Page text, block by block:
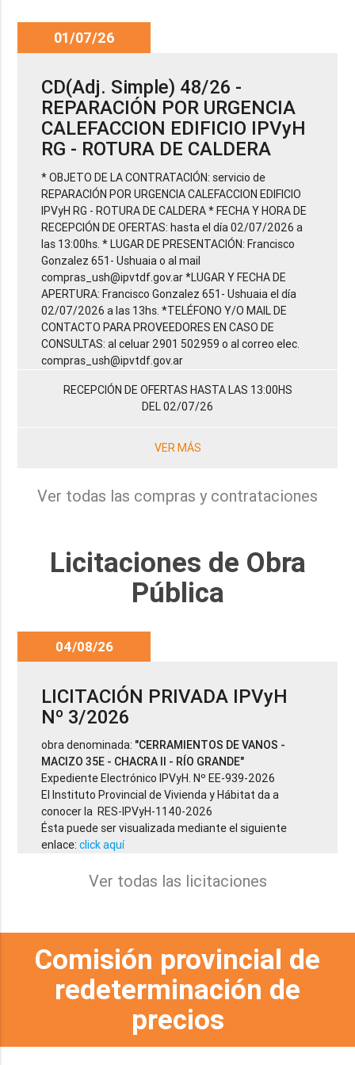
01/07/26
CD(Adj. Simple) 48/26 -
REPARACIÓN POR URGENCIA
CALEFACCION EDIFICIO IPVyH
RG - ROTURA DE CALDERA
* OBJETO DE LA CONTRATACIÓN: servicio de
REPARACIÓN POR URGENCIA CALEFACCION EDIFICIO
IPVyH RG - ROTURA DE CALDERA * FECHA Y HORA DE
RECEPCIÓN DE OFERTAS: hasta el día 02/07/2026 a
las 13:00hs. * LUGAR DE PRESENTACIÓN: Francisco
Gonzalez 651- Ushuaia o al mail
compras_ush@ipvtdf.gov.ar *LUGAR Y FECHA DE
APERTURA: Francisco Gonzalez 651- Ushuaia el día
02/07/2026 a las 13hs. *TELÉFONO Y/O MAIL DE
CONTACTO PARA PROVEEDORES EN CASO DE
CONSULTAS: al celuar 2901 502959 o al correo elec.
compras_ush@ipvtdf.gov.ar
RECEPCIÓN DE OFERTAS HASTA LAS 13:00HS
DEL 02/07/26
VER MÁS
Ver todas las compras y contrataciones
Licitaciones de Obra
Pública
04/08/26
LICITACIÓN PRIVADA IPVyH
Nº 3/2026
obra denominada: "CERRAMIENTOS DE VANOS -
MACIZO 35E - CHACRA II - RÍO GRANDE"
Expediente Electrónico IPVyH. Nº EE-939-2026
El Instituto Provincial de Vivienda y Hábitat da a
conocer la RES-IPVyH-1140-2026
Ésta puede ser visualizada mediante el siguiente
enlace:click aquí
Ver todas las licitaciones
Comisión provincial de
redeterminación de
precios